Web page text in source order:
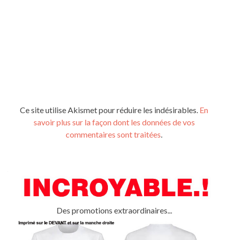
Ce site utilise Akismet pour réduire les indésirables. En
savoir plus sur la façon dont les données de vos
commentaires sont traitées.
Des promotions extraordinaires...